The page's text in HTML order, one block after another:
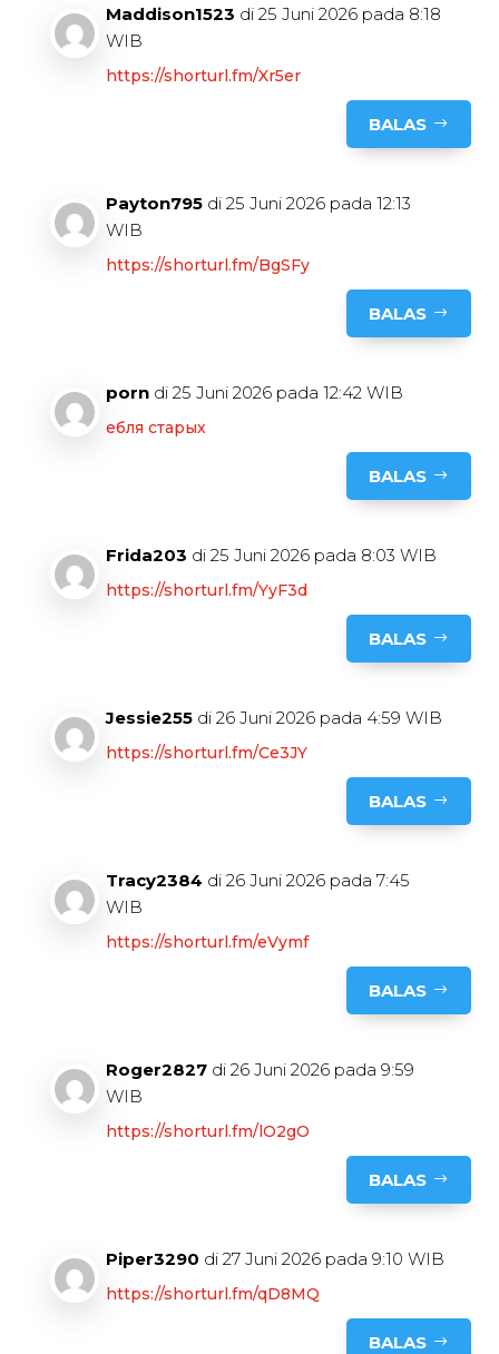
Maddison1523 di 25 Juni 2026 pada 8:18
WIB
https://shorturl.fm/Xr5er
BALAS
Payton795 di 25 Juni 2026 pada 12:13
WIB
https://shorturl.fm/BgSFy
BALAS
porn di 25 Juni 2026 pada 12:42 WIB
ебля старых
BALAS
Frida203 di 25 Juni 2026 pada 8:03 WIB
https://shorturl.fm/YyF3d
BALAS
Jessie255 di 26 Juni 2026 pada 4:59 WIB
https://shorturl.fm/Ce3JY
BALAS
Tracy2384 di 26 Juni 2026 pada 7:45
WIB
https://shorturl.fm/eVymf
BALAS
Roger2827 di 26 Juni 2026 pada 9:59
WIB
https://shorturl.fm/lO2gO
BALAS
Piper3290 di 27 Juni 2026 pada 9:10 WIB
https://shorturl.fm/qD8MQ
BALAS